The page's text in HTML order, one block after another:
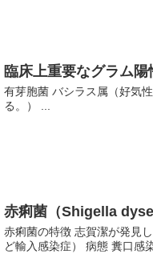
臨床上重要なグラム陽
有芽胞菌 バシラス属（好気
る。） ...
赤痢菌（Shigella
赤痢菌の特徴 志賀潔が発見
ど輸入感染症） 病態 糞口感